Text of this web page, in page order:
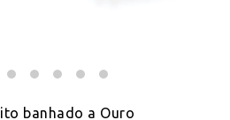
banhado a Ouro